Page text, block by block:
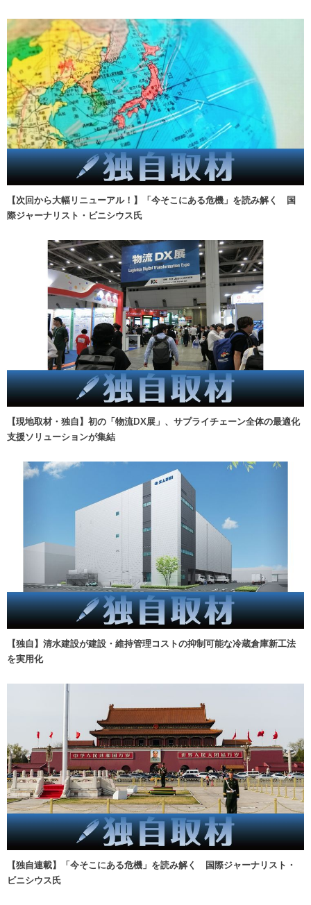
【次回から大幅リニューアル！】「今そこにある危機」を読み解く 国
際ジャーナリスト・ビニシウス氏
【現地取材・独自】初の「物流DX展」、サプライチェーン全体の最適化
支援ソリューションが集結
【独自】清水建設が建設・維持管理コストの抑制可能な冷蔵倉庫新工法
を実用化
【独自連載】「今そこにある危機」を読み解く 国際ジャーナリスト・
ビニシウス氏